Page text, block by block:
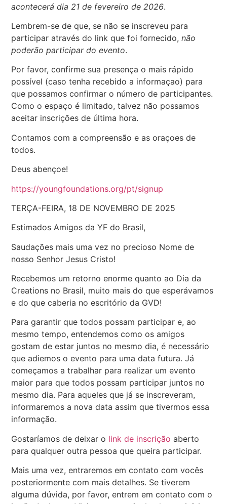
acontecerá dia 21 de fevereiro de 2026.
Lembrem-se de que, se não se inscreveu para
participar através do link que foi fornecido,não
poderão participar do evento.
Por favor, confirme sua presença o mais rápido
possível (caso tenha recebido a informaçao) para
que possamos confirmar o número de participantes.
Como o espaço é limitado, talvez não possamos
aceitar inscrições de última hora.
Contamos com a compreensão e as oraçoes de
todos.
Deus abençoe!
https://youngfoundations.org/pt/signup
TERÇA-FEIRA, 18 DE NOVEMBRO DE 2025
Estimados Amigos da YF do Brasil,
Saudações mais uma vez no precioso Nome de
nosso Senhor Jesus Cristo!
Recebemos um retorno enorme quanto ao Dia da
Creations no Brasil, muito mais do que esperávamos
e do que caberia no escritório da GVD!
Para garantir que todos possam participar e, ao
mesmo tempo, entendemos como os amigos
gostam de estar juntos no mesmo dia, é necessário
que adiemos o evento para uma data futura. Já
começamos a trabalhar para realizar um evento
maior para que todos possam participar juntos no
mesmo dia. Para aqueles que já se inscreveram,
informaremos a nova data assim que tivermos essa
informação.
Gostaríamos de deixar o link de inscrição aberto
para qualquer outra pessoa que queira participar.
Mais uma vez, entraremos em contato com vocês
posteriormente com mais detalhes. Se tiverem
alguma dúvida, por favor, entrem em contato com o